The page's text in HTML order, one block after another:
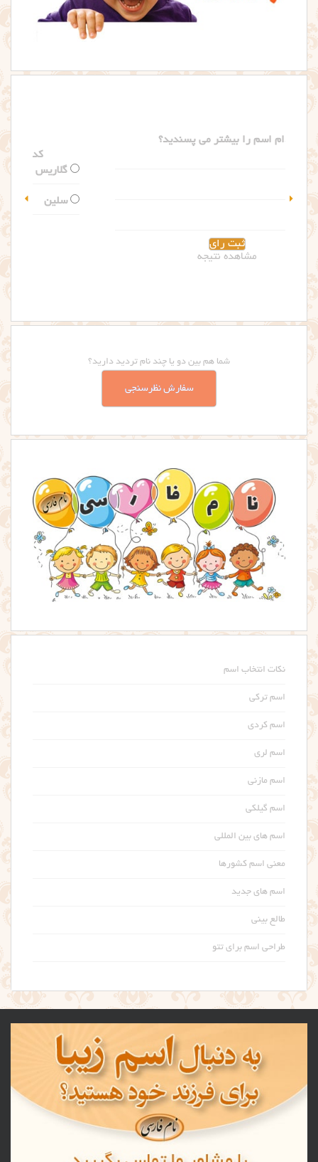
شما هم بین دو یا چند نام تردید دارید؟
سفارش نظرسنجی
نکات انتخاب اسم
اسم ترکی
اسم کردی
اسم لری
اسم مازنی
اسم گیلکی
اسم های بین المللی
معنی اسم کشورها
اسم های جدید
طالع بینی
طراحی اسم برای تتو